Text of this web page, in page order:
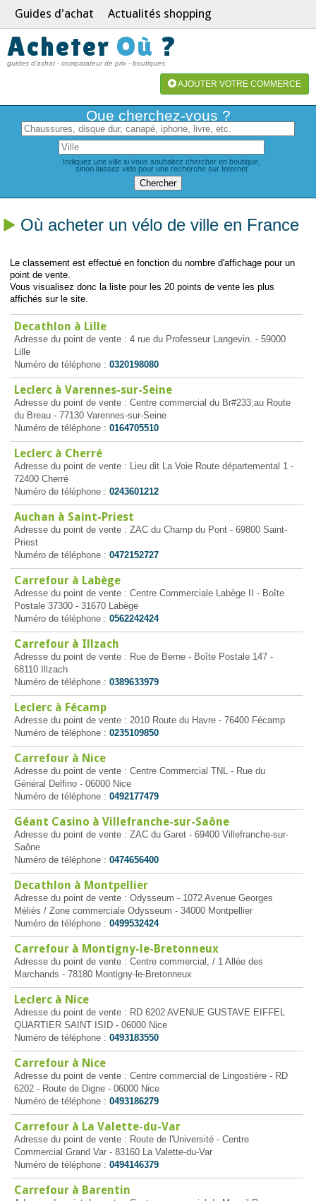
Guides d'achat Actualités shopping
Acheter Où ?
guides d'achat - comparateur de prix - boutiques
AJOUTER VOTRE COMMERCE
Que cherchez-vous ?
Indiquez une ville si vous souhaitez chercher en boutique,
sinon laissez vide pour une recherche sur Internet
Où acheter un vélo de ville en France
Le classement est effectué en fonction du nombre d'affichage pour un
point de vente.
Vous visualisez donc la liste pour les 20 points de vente les plus
affichés sur le site.
Decathlon à Lille
Adresse du point de vente : 4 rue du Professeur Langevin. - 59000
Lille
Numéro de téléphone : 0320198080
Leclerc à Varennes-sur-Seine
Adresse du point de vente : Centre commercial du Br#233;au Route
du Breau - 77130 Varennes-sur-Seine
Numéro de téléphone : 0164705510
Leclerc à Cherré
Adresse du point de vente : Lieu dit La Voie Route départemental 1 -
72400 Cherré
Numéro de téléphone : 0243601212
Auchan à Saint-Priest
Adresse du point de vente : ZAC du Champ du Pont - 69800 Saint-
Priest
Numéro de téléphone : 0472152727
Carrefour à Labège
Adresse du point de vente : Centre Commerciale Labège II - Boîte
Postale 37300 - 31670 Labège
Numéro de téléphone : 0562242424
Carrefour à Illzach
Adresse du point de vente : Rue de Berne - Boîte Postale 147 -
68110 Illzach
Numéro de téléphone : 0389633979
Leclerc à Fécamp
Adresse du point de vente : 2010 Route du Havre - 76400 Fécamp
Numéro de téléphone : 0235109850
Carrefour à Nice
Adresse du point de vente : Centre Commercial TNL - Rue du
Général Delfino - 06000 Nice
Numéro de téléphone : 0492177479
Géant Casino à Villefranche-sur-Saône
Adresse du point de vente : ZAC du Garet - 69400 Villefranche-sur-
Saône
Numéro de téléphone : 0474656400
Decathlon à Montpellier
Adresse du point de vente : Odysseum - 1072 Avenue Georges
Méliès / Zone commerciale Odysseum - 34000 Montpellier
Numéro de téléphone : 0499532424
Carrefour à Montigny-le-Bretonneux
Adresse du point de vente : Centre commercial, / 1 Allée des
Marchands - 78180 Montigny-le-Bretonneux
Leclerc à Nice
Adresse du point de vente : RD 6202 AVENUE GUSTAVE EIFFEL
QUARTIER SAINT ISID - 06000 Nice
Numéro de téléphone : 0493183550
Carrefour à Nice
Adresse du point de vente : Centre commercial de Lingostière - RD
6202 - Route de Digne - 06000 Nice
Numéro de téléphone : 0493186279
Carrefour à La Valette-du-Var
Adresse du point de vente : Route de l'Université - Centre
Commercial Grand Var - 83160 La Valette-du-Var
Numéro de téléphone : 0494146379
Carrefour à Barentin